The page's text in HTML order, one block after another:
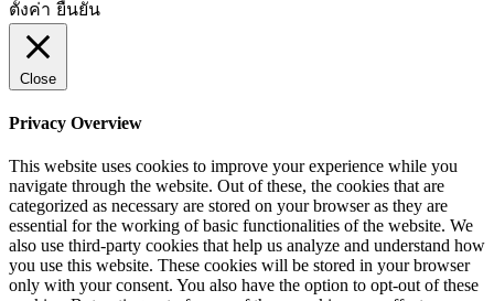
ตั้งค่า ยืนยัน
Close
Privacy Overview
This website uses cookies to improve your experience while you
navigate through the website. Out of these, the cookies that are
categorized as necessary are stored on your browser as they are
essential for the working of basic functionalities of the website. We
also use third-party cookies that help us analyze and understand how
you use this website. These cookies will be stored in your browser
only with your consent. You also have the option to opt-out of these